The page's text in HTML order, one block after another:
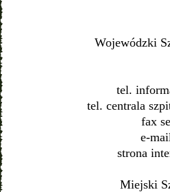
Wojewódzki
tel.
tel. centrala
fax
e-
strona
Miejski